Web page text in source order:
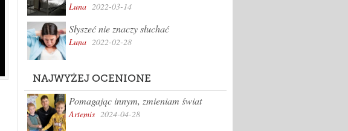
Luna 2022-03-14
Słyszeć nie znaczy słuchać
Luna 2022-02-28
NAJWYŻEJ OCENIONE
Pomagając innym, zmieniam świat
Artemis 2024-04-28